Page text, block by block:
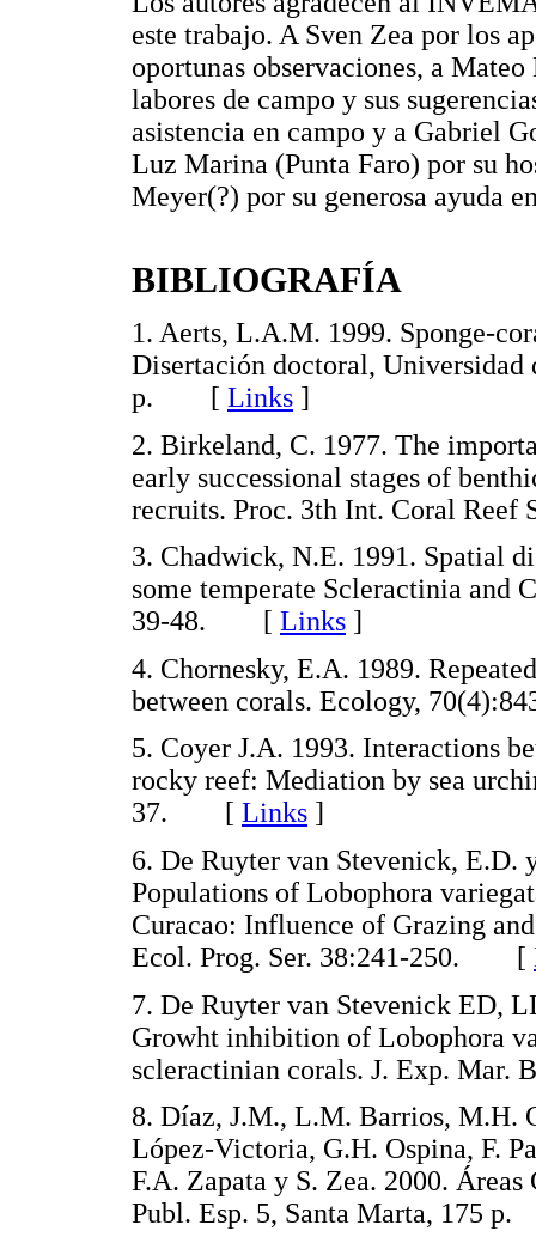
este trabajo. A Sven Zea por los
oportunas observaciones, a
labores de campo y sus
asistencia en campo y a Gabriel
Luz Marina (Punta Faro) por su
Meyer(?) por su generosa ayuda
BIBLIOGRAFÍA
1. Aerts, L.A.M. 1999. Sponge-
Disertación doctoral, Universidad
p. [ Links ]
2. Birkeland, C. 1977. The
early successional stages of
recruits. Proc. 3th Int. Coral
3. Chadwick, N.E. 1991. Spatial
some temperate Scleractinia and
39-48. [ Links ]
4. Chornesky, E.A. 1989.
between corals. Ecology,
5. Coyer J.A. 1993. Interactions
rocky reef: Mediation by sea
37. [ Links ]
6. De Ruyter van Stevenick, E.D.
Populations of Lobophora
Curacao: Influence of Grazing
Ecol. Prog. Ser. 38:241-250. [
7. De Ruyter van Stevenick ED,
Growht inhibition of Lobophora
scleractinian corals. J. Exp.
8. Díaz, J.M., L.M. Barrios, M.H.
López-Victoria, G.H. Ospina, F.
F.A. Zapata y S. Zea. 2000.
Publ. Esp. 5, Santa Marta,